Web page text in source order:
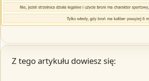
Z tego artykułu dowiesz się: